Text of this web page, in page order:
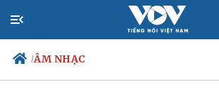
/ÂM NHẠC